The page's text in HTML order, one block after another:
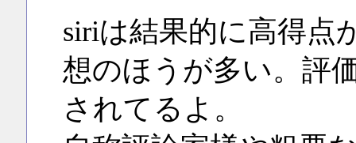
siriは結果的に高得点
想のほうが多い。評
されてるよ。